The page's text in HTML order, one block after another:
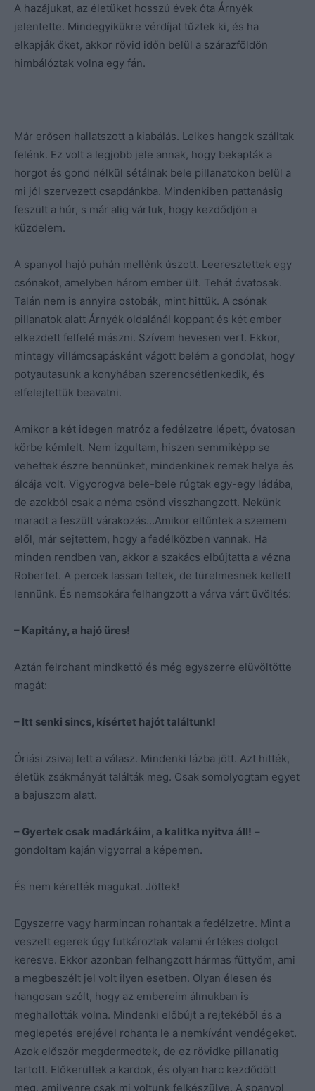
A hazájukat, az életüket hosszú évek óta Árnyék
jelentette. Mindegyikükre vérdíjat tűztek ki, és ha
elkapják őket, akkor rövid időn belül a szárazföldön
himbálóztak volna egy fán.
Már erősen hallatszott a kiabálás. Lelkes hangok szálltak
felénk. Ez volt a legjobb jele annak, hogy bekapták a
horgot és gond nélkül sétálnak bele pillanatokon belül a
mi jól szervezett csapdánkba. Mindenkiben pattanásig
feszült a húr, s már alig vártuk, hogy kezdődjön a
küzdelem.
A spanyol hajó puhán mellénk úszott. Leeresztettek egy
csónakot, amelyben három ember ült. Tehát óvatosak.
Talán nem is annyira ostobák, mint hittük. A csónak
pillanatok alatt Árnyék oldalánál koppant és két ember
elkezdett felfelé mászni. Szívem hevesen vert. Ekkor,
mintegy villámcsapásként vágott belém a gondolat, hogy
potyautasunk a konyhában szerencsétlenkedik, és
elfelejtettük beavatni.
Amikor a két idegen matróz a fedélzetre lépett, óvatosan
körbe kémlelt. Nem izgultam, hiszen semmiképp se
vehettek észre bennünket, mindenkinek remek helye és
álcája volt. Vigyorogva bele-bele rúgtak egy-egy ládába,
de azokból csak a néma csönd visszhangzott. Nekünk
maradt a feszült várakozás…Amikor eltűntek a szemem
elől, már sejtettem, hogy a fedélközben vannak. Ha
minden rendben van, akkor a szakács elbújtatta a vézna
Robertet. A percek lassan teltek, de türelmesnek kellett
lennünk. És nemsokára felhangzott a várva várt üvöltés:
– Kapitány, a hajó üres!
Aztán felrohant mindkettő és még egyszerre elüvöltötte
magát:
– Itt senki sincs, kísértet hajót találtunk!
Óriási zsivaj lett a válasz. Mindenki lázba jött. Azt hitték,
életük zsákmányát találták meg. Csak somolyogtam egyet
a bajuszom alatt.
– Gyertek csak madárkáim, a kalitka nyitva áll! –
gondoltam kaján vigyorral a képemen.
És nem kérették magukat. Jöttek!
Egyszerre vagy harmincan rohantak a fedélzetre. Mint a
veszett egerek úgy futkároztak valami értékes dolgot
keresve. Ekkor azonban felhangzott hármas füttyöm, ami
a megbeszélt jel volt ilyen esetben. Olyan élesen és
hangosan szólt, hogy az embereim álmukban is
meghallották volna. Mindenki előbújt a rejtekéből és a
meglepetés erejével rohanta le a nemkívánt vendégeket.
Azok először megdermedtek, de ez rövidke pillanatig
tartott. Előkerültek a kardok, és olyan harc kezdődött
meg, amilyenre csak mi voltunk felkészülve. A spanyol